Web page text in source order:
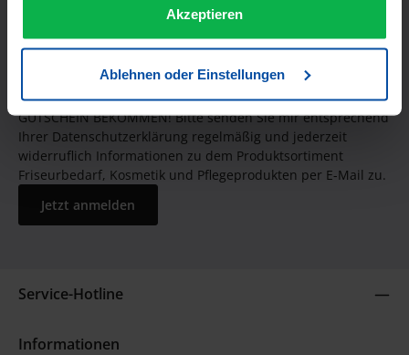
Akzeptieren
Ablehnen oder Einstellungen
JETZT UNSEREN NEWSLETTER ABONNIEREN UND EINEN 5€
GUTSCHEIN BEKOMMEN! Bitte senden Sie mir entsprechend
Ihrer Datenschutzerklärung regelmäßig und jederzeit
widerruflich Informationen zu dem Produktsortiment
Friseurbedarf, Kosmetik und Pflegeprodukten per E-Mail zu.
Jetzt anmelden
Service-Hotline
Informationen